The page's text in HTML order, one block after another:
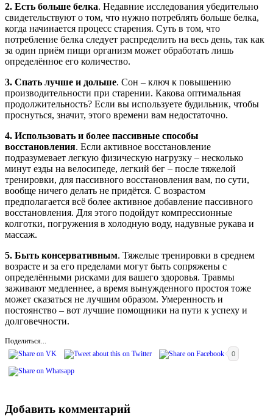
2. Есть больше белка. Недавние исследования убедительно
свидетельствуют о том, что нужно потреблять больше белка,
когда начинается процесс старения. Суть в том, что
потребление белка следует распределить на весь день, так как
за один приём пищи организм может обработать лишь
определённое его количество.
3. Спать лучше и дольше. Сон – ключ к повышению
производительности при старении. Какова оптимальная
продолжительность? Если вы используете будильник, чтобы
проснуться, значит, этого времени вам недостаточно.
4. Использовать и более пассивные способы
восстановления. Если активное восстановление
подразумевает легкую физическую нагрузку – несколько
минут езды на велосипеде, легкий бег – после тяжелой
тренировки, для пассивного восстановления вам, по сути,
вообще ничего делать не придётся. С возрастом
предполагается всё более активное добавление пассивного
восстановления. Для этого подойдут компрессионные
колготки, погружения в холодную воду, надувные рукава и
массаж.
5. Быть консервативным. Тяжелые тренировки в среднем
возрасте и за его пределами могут быть сопряжены с
определёнными рисками для вашего здоровья. Травмы
заживают медленнее, а время вынужденного простоя тоже
может сказаться не лучшим образом. Умеренность и
постоянство – вот лучшие помощники на пути к успеху и
долговечности.
Поделиться...
0
Добавить комментарий